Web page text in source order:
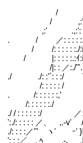
／: : :./:i:|
/ /: : : :/:i:i:
/ ,:': : : :./
,:' .,:': : : :
. / ／: : : :
/ /: : : : : :./:i:ｉ:
/ |: : : : :.:ｲ:i:/
/|: : ／:./'".Y
./ ./: :'´: : :/ ´.} ′
/: : : : : / ﾞ; /'
. /: : : : : :,′
/: : : : : :./
./ / : : : : : :/ ／;
':./: : : : : ／、 ,.-
./: : : :／'" ヽ' ｰ
': : :／ , ﾍ ,-､ .|